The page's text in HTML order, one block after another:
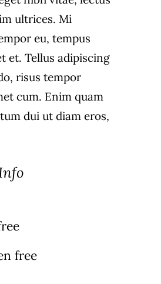
ultrices. Mi
eu, tempus
et. Tellus adipiscing
risus tempor
cum. Enim quam
dui ut diam eros,
free